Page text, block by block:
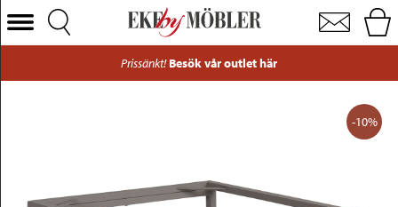
Talance bordsstativ aluminium beige 71x59 cm
Välj Kategori
Sängar
Prissänkt! Besök vår outlet här
-10%